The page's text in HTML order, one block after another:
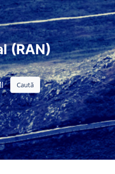
(RAN)